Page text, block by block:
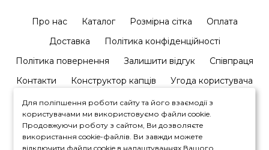
Про нас Каталог Розмірна сітка
Оплата
Доставка
Політика конфіденційності
Політика повернення
Залишити відгук
Співпраця
Контакти
Конструктор капців Угода користувача
Для поліпшення роботи сайту та його взаємодії з
користувачами ми використовуємо файли cookie.
Продовжуючи роботу з сайтом, Ви дозволяєте
використання cookie-файлів. Ви завжди можете
відключити файли cookie в налаштуваннях Вашого